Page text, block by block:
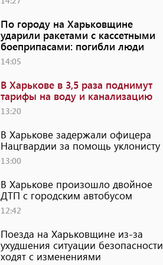
По городу на Харьковщине
ударили ракетами с кассетными
боеприпасами: погибли люди
14:05
В Харькове в 3,5 раза поднимут
тарифы на воду и канализацию
13:20
В Харькове задержали офицера
Нацгвардии за помощь уклонисту
13:00
В Харькове произошло двойное
ДТП с городским автобусом
12:42
Поезда на Харьковщине из-за
ухудшения ситуации безопасности
ходят с изменениями